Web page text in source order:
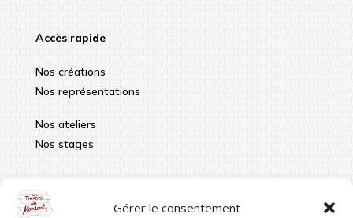
Gérer le consentement
Accès rapide
Nos créations
Nos représentations
Nos ateliers
Nos stages
Infos pratiques